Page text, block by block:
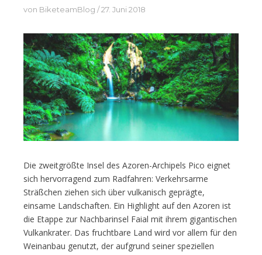
von BiketeamBlog 27. Juni 2018
Die zweitgrößte Insel des Azoren-Archipels Pico eignet
sich hervorragend zum Radfahren: Verkehrsarme
Sträßchen ziehen sich über vulkanisch geprägte,
einsame Landschaften. Ein Highlight auf den Azoren ist
die Etappe zur Nachbarinsel Faial mit ihrem gigantischen
Vulkankrater. Das fruchtbare Land wird vor allem für den
Weinanbau genutzt, der aufgrund seiner speziellen